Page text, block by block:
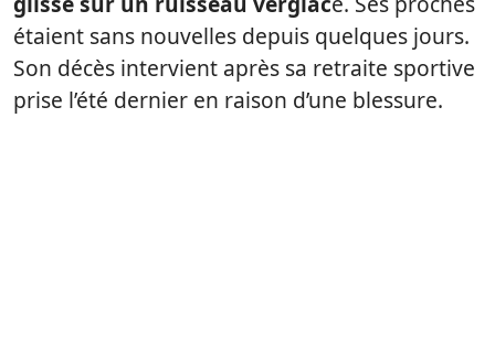
étaient sans nouvelles depuis quelques jours.
Son décès intervient après sa retraite sportive
prise l’été dernier en raison d’une blessure.